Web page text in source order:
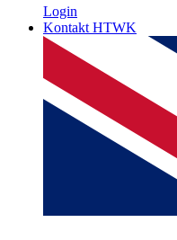
Login
Kontakt HTWK